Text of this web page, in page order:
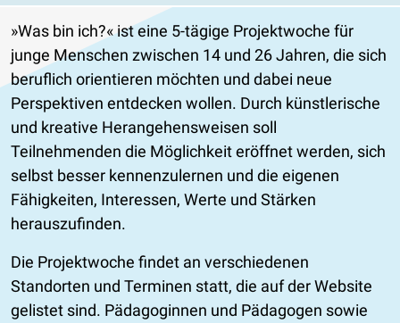
»Was bin ich?« ist eine 5-tägige Projektwoche für
junge Menschen zwischen 14 und 26 Jahren, die sich
beruflich orientieren möchten und dabei neue
Perspektiven entdecken wollen. Durch künstlerische
und kreative Herangehensweisen soll
Teilnehmenden die Möglichkeit eröffnet werden, sich
selbst besser kennenzulernen und die eigenen
Fähigkeiten, Interessen, Werte und Stärken
herauszufinden.
Die Projektwoche findet an verschiedenen
Standorten und Terminen statt, die auf der Website
gelistet sind. Pädagoginnen und Pädagogen sowie